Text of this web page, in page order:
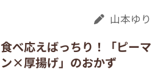
山本ゆり
食べ応えばっちり！「ピーマ
ン×厚揚げ」のおかず